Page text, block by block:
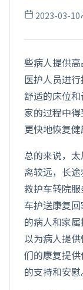
2023-03-10
些病人提供
医护人员进
舒适的床位
家的过程中
更快地恢复健
总的来说，
离较远，长
救护车转院
车护送康复
的病人和家
以为病人提
们的康复提
的支持和安慰